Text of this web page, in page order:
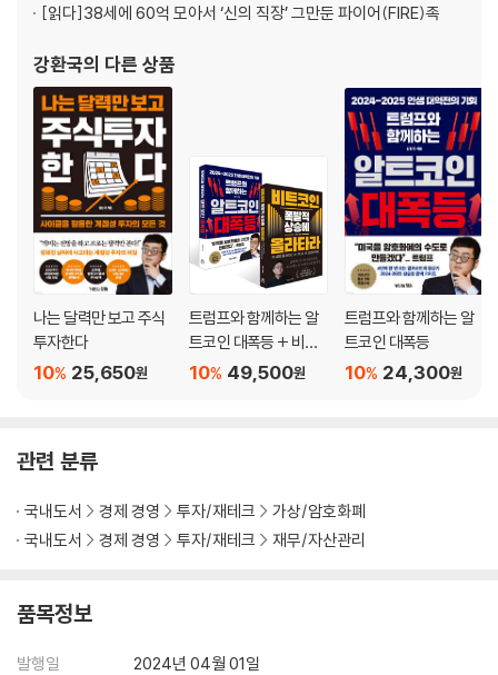
PART4 투자의 이론과 현실
17 나의 실전 투자
18 투자 심리
[읽다]38세에 60억 모아서 ‘신의 직장’ 그만둔 파이어(FIRE)족
강환국의 다른 상품
나는 달력만 보고 주식
투자한다
25,650원
10%
트럼프와 함께하는 알
트코인 대폭등 + 비트
코인 폭발적 상승에 올
49,500원
10%
트럼프와 함께하는 알
트코인 대폭등
24,300원
10%
관련 분류
국내도서 경제 경영 투자/재테크
가상/암호화폐
국내도서
경제 경영 투자/재테크 재무/자산관리
품목정보
발행일
2024년 04월 01일